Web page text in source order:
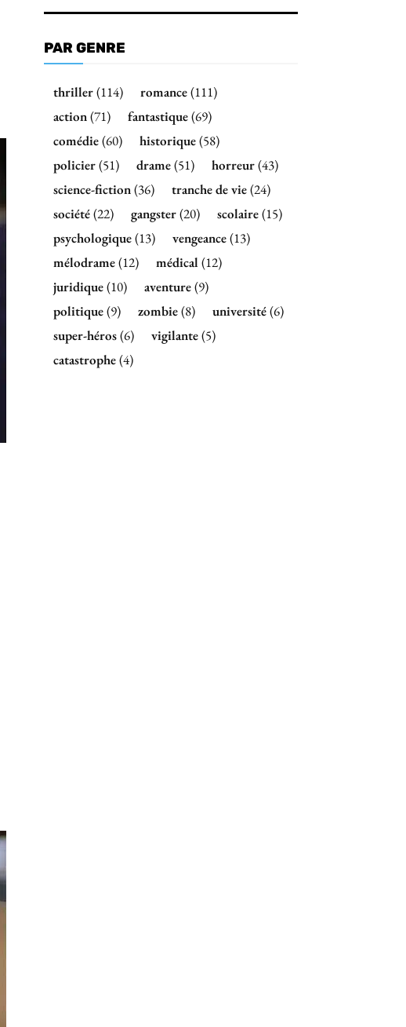
PAR GENRE
thriller(114) romance(111)
action(71) fantastique(69)
comédie(60) historique(58)
policier(51) drame(51) horreur(43)
science-fiction(36) tranche de vie(24)
société(22) gangster(20) scolaire(15)
psychologique(13) vengeance(13)
mélodrame(12) médical(12)
juridique(10) aventure(9)
politique(9) zombie(8) université(6)
super-héros(6) vigilante(5)
catastrophe(4)